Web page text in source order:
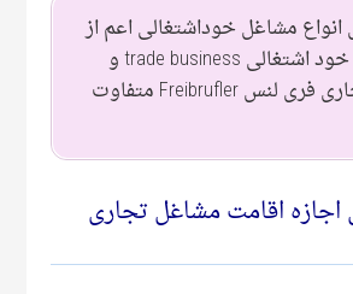
انواع مشاغل خوداشتغالی اعم از
مشاغل تجاری خود اشتغالی trade business و
مشاغل غیر تجاری فری لنس Freibrufler متفاوت
اقامت مشاغل تجاری